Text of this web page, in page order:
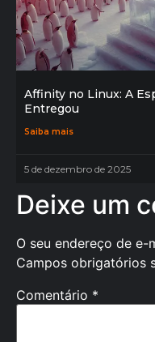
Affinity no Linux: A
Entregou
Saiba mais
5 de dezembro de 2025
Deixe um
O seu endereço de e-
Campos obrigatórios
Comentário *